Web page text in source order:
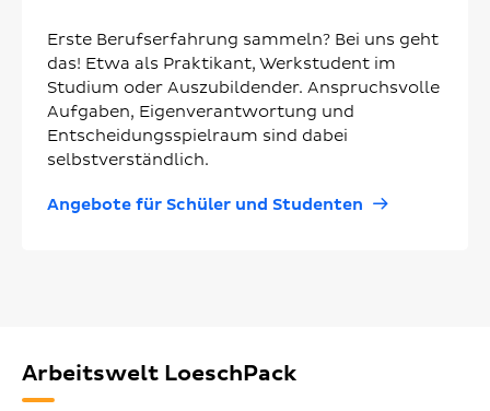
Erste Berufserfahrung sammeln? Bei uns geht
das! Etwa als Praktikant, Werkstudent im
Studium oder Auszubildender. Anspruchsvolle
Aufgaben, Eigenverantwortung und
Entscheidungsspielraum sind dabei
selbstverständlich.
Angebote für Schüler und Studenten
Arbeitswelt LoeschPack